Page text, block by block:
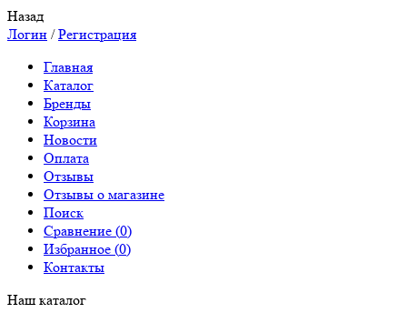
Назад
Логин /Регистрация
Главная
Каталог
Бренды
Корзина
Новости
Оплата
Отзывы
Отзывы о магазине
Поиск
Сравнение (0)
Избранное (0)
Контакты
Наш каталог